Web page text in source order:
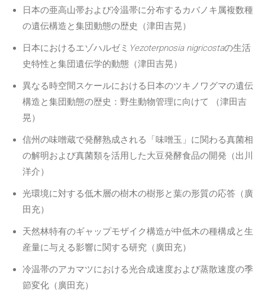
日本の亜高山帯および冷温帯に分布するカバノキ属複数種
の遺伝構造と集団動態の歴史（津田吉晃）
日本におけるエゾハルゼミ Yezoterpnosia nigricostaの生活
史特性と集団遺伝学的動態（津田吉晃）
異なる時空間スケールにおける日本のツキノワグマの遺伝
構造と集団動態の歴史：野生動物管理に向けて （津田吉
晃）
信州の味噌蔵で発酵熟成される「味噌玉」に関わる真菌相
の解明および真菌類を活用した大豆発酵食品の開発（出川
洋介）
光環境に対する低木層の樹木の樹形と葉の形質の応答（廣
田充）
天然林特有のギャップモザイク構造が中低木の種構成と生
産量に与える影響に関する研究（廣田充）
冷温帯のアカマツにおける光合成速度および蒸散速度の季
節変化（廣田充）